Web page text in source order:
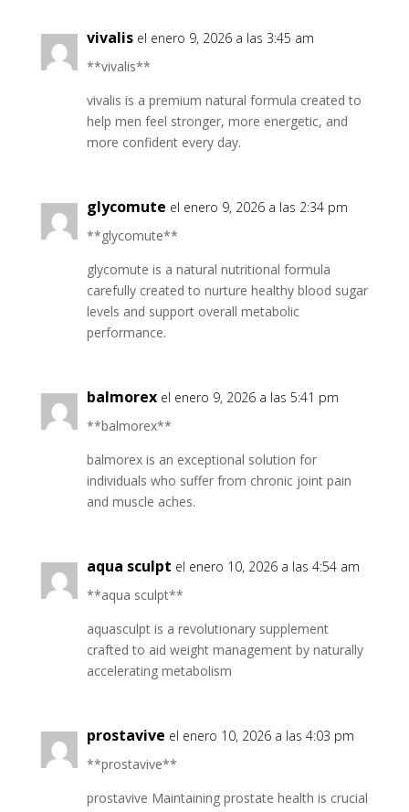
vivalis el enero 9, 2026 a las 3:45 am
**vivalis**
vivalis is a premium natural formula created to
help men feel stronger, more energetic, and
more confident every day.
glycomute el enero 9, 2026 a las 2:34 pm
**glycomute**
glycomute is a natural nutritional formula
carefully created to nurture healthy blood sugar
levels and support overall metabolic
performance.
balmorex el enero 9, 2026 a las 5:41 pm
**balmorex**
balmorex is an exceptional solution for
individuals who suffer from chronic joint pain
and muscle aches.
aqua sculpt el enero 10, 2026 a las 4:54 am
**aqua sculpt**
aquasculpt is a revolutionary supplement
crafted to aid weight management by naturally
accelerating metabolism
prostavive el enero 10, 2026 a las 4:03 pm
**prostavive**
prostavive Maintaining prostate health is crucial